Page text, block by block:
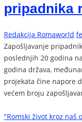
pripadnika
Redakcija Romaworld
Zapošljavanje
poslednjih 20 godina
godina država,
projekata čine napore
većem broju
"Romski život kroz naš